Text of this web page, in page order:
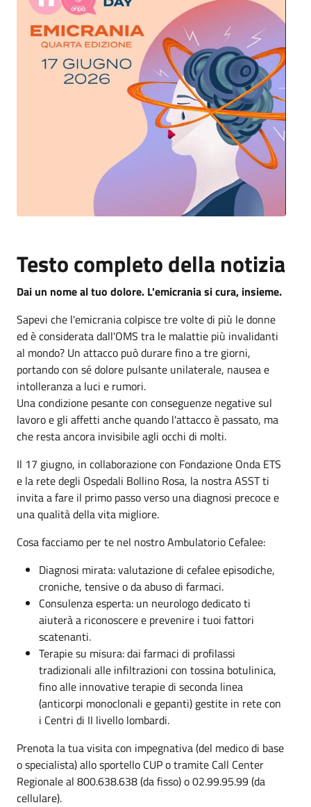
Testo completo della notizia
Dai un nome al tuo dolore. L'emicrania si cura, insieme.
Sapevi che l'emicrania colpisce tre volte di più le donne
ed è considerata dall'OMS tra le malattie più invalidanti
al mondo? Un attacco può durare fino a tre giorni,
portando con sé dolore pulsante unilaterale, nausea e
intolleranza a luci e rumori.
Una condizione pesante con conseguenze negative sul
lavoro e gli affetti anche quando l'attacco è passato, ma
che resta ancora invisibile agli occhi di molti.
Il 17 giugno, in collaborazione con Fondazione Onda ETS
e la rete degli Ospedali Bollino Rosa, la nostra ASST ti
invita a fare il primo passo verso una diagnosi precoce e
una qualità della vita migliore.
Cosa facciamo per te nel nostro Ambulatorio Cefalee:
Diagnosi mirata: valutazione di cefalee episodiche,
croniche, tensive o da abuso di farmaci.
Consulenza esperta: un neurologo dedicato ti
aiuterà a riconoscere e prevenire i tuoi fattori
scatenanti.
Terapie su misura: dai farmaci di profilassi
tradizionali alle infiltrazioni con tossina botulinica,
fino alle innovative terapie di seconda linea
(anticorpi monoclonali e gepanti) gestite in rete con
i Centri di II livello lombardi.
Prenota la tua visita con impegnativa (del medico di base
o specialista) allo sportello CUP o tramite Call Center
Regionale al 800.638.638 (da fisso) o 02.99.95.99 (da
cellulare).